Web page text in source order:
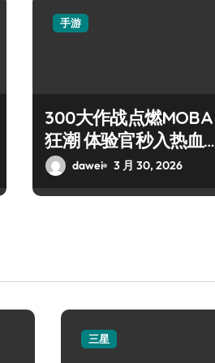
手游
300大作战点燃MOBA
狂潮 体验官秒入热血战
场
dawei 3 月 30, 2026
三星